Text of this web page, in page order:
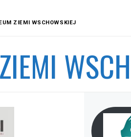
ZIEMI WSCHOWSKIEJ